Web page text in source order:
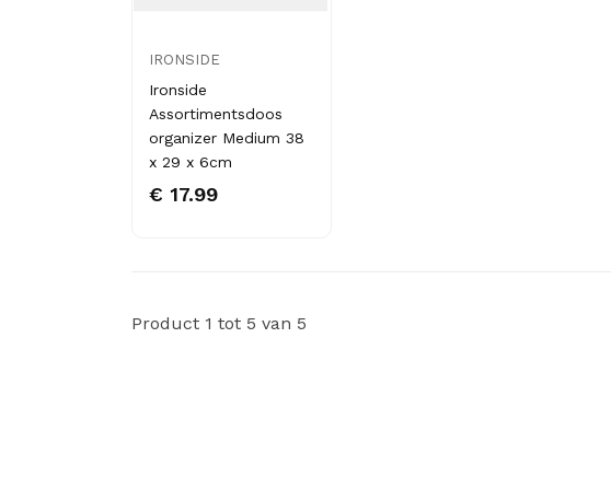
IRONSIDE
Ironside
Assortimentsdoos
organizer Medium 38
x 29 x 6cm
€ 17.99
Product 1 tot 5 van 5